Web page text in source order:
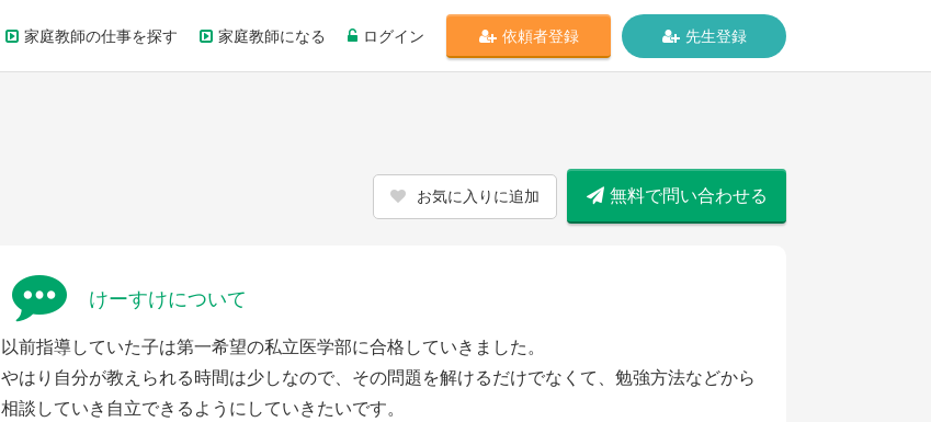
家庭教師の仕事を探す 家庭教師になる ログイン 依頼者登録 先生登録
お気に入りに追加 無料で問い合わせる
けーすけについて
以前指導していた子は第一希望の私立医学部に合格していきました。
やはり自分が教えられる時間は少しなので、その問題を解けるだけでなくて、勉強方法などから
相談していき自立できるようにしていきたいです。